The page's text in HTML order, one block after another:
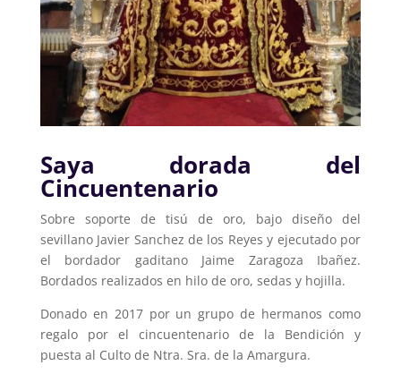
Saya dorada del
Cincuentenario
Sobre soporte de tisú de oro, bajo diseño del
sevillano Javier Sanchez de los Reyes y ejecutado por
el bordador gaditano Jaime Zaragoza Ibañez.
Bordados realizados en hilo de oro, sedas y hojilla.
Donado en 2017 por un grupo de hermanos como
regalo por el cincuentenario de la Bendición y
puesta al Culto de Ntra. Sra. de la Amargura.